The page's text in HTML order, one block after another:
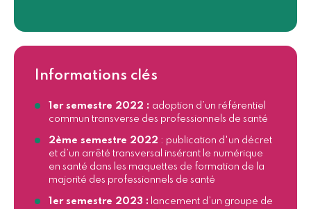
Informations clés
1er semestre 2022 : adoption d’un référentiel
commun transverse des professionnels de santé
2ème semestre 2022 : publication d'un décret
et d’un arrêté transversal insérant le numérique
en santé dans les maquettes de formation de la
majorité des professionnels de santé
1er semestre 2023 : lancement d’un groupe de